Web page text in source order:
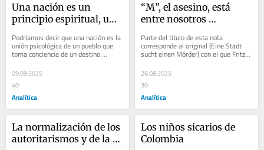
Una nación es un
principio espiritual, una
Podríamos decir que una nación es la
unión psicológica de un pueblo que
toma conciencia de un destino
09.09.2025
40
Analítica
“M”, el asesino, está
entre nosotros
Parte del título de esta nota
corresponde al original (Eine Stadt
sucht einen Mörder) con el que Fritz
26.08.2025
30
Analítica
La normalización de los
autoritarismos y de la
Los niños sicarios de
Colombia